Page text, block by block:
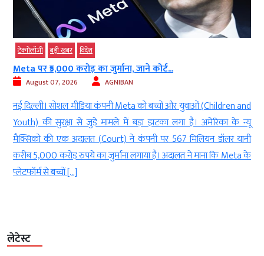
टेक्‍नोलॉजी बड़ी खबर विदेश
Meta पर ₹5,000 करोड़ का जुर्माना, जाने कोर्ट...
August 07, 2026 AGNIBAN
नई दिल्ली। सोशल मीडिया कंपनी Meta को बच्चों और युवाओं (Children and
Youth) की सुरक्षा से जुड़े मामले में बड़ा झटका लगा है। अमेरिका के न्यू
मैक्सिको की एक अदालत (Court) ने कंपनी पर 567 मिलियन डॉलर यानी
करीब 5,000 करोड़ रुपये का जुर्माना लगाया है। अदालत ने माना कि Meta के
प्लेटफॉर्म से बच्चों […]
लेटेस्ट